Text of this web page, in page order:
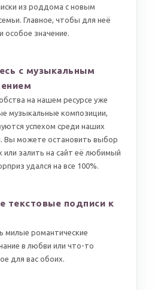
из роддома с новым
Главное, чтобы для неё
особое значение.
с музыкальным
на нашем ресурсе уже
музыкальные композиции,
успехом среди наших
Вы можете остановить выбор
или залить на сайт её любимый
удался на все 100%.
текстовые подписи к
милые романтические
в любви или что-то
для вас обоих.